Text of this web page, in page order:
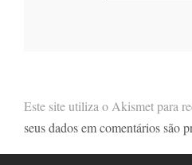
Este site utiliza o Akismet para
seus dados em comentários são